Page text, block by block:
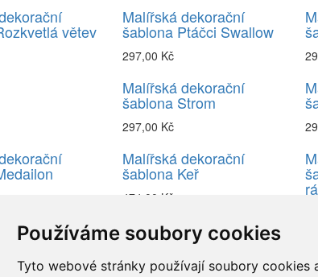
Používáme soubory cookies
Tyto webové stránky používají soubory cookies
větev
Malířská dekorační
šablona Ptáčci Swallow
297,00 Kč
Malířská dekorační
šablona Strom
297,00 Kč
Malířská dekorační
šablona Keř
474,00 Kč